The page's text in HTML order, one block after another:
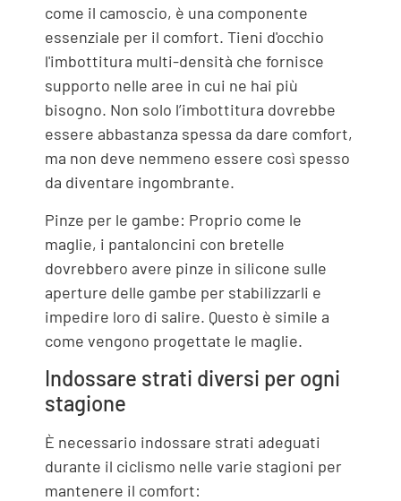
come il camoscio, è una componente
essenziale per il comfort. Tieni d'occhio
l'imbottitura multi-densità che fornisce
supporto nelle aree in cui ne hai più
bisogno. Non solo l’imbottitura dovrebbe
essere abbastanza spessa da dare comfort,
ma non deve nemmeno essere così spesso
da diventare ingombrante.
Pinze per le gambe: Proprio come le
maglie, i pantaloncini con bretelle
dovrebbero avere pinze in silicone sulle
aperture delle gambe per stabilizzarli e
impedire loro di salire. Questo è simile a
come vengono progettate le maglie.
Indossare strati diversi per ogni
stagione
È necessario indossare strati adeguati
durante il ciclismo nelle varie stagioni per
mantenere il comfort: